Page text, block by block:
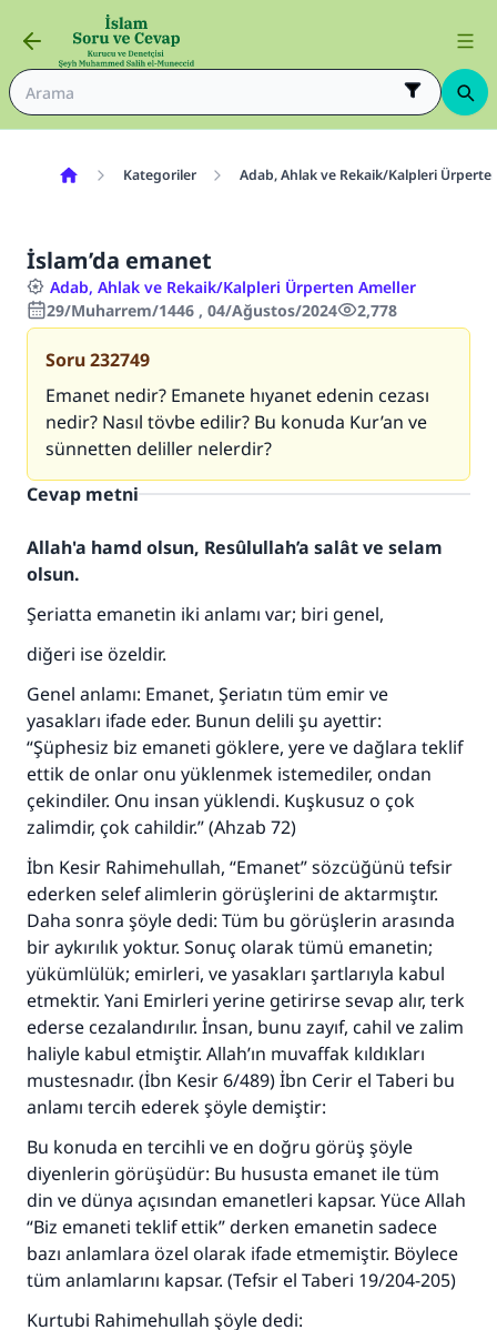
Kategoriler Adab, Ahlak ve Rekaik/Kalpleri
İslam’da emanet
Adab, Ahlak ve Rekaik/Kalpleri Ürperten Ameller
29/Muharrem/1446 , 04/Ağustos/2024
2,778
Soru232749
Emanet nedir? Emanete hıyanet edenin cezası
nedir? Nasıl tövbe edilir? Bu konuda Kur’an ve
sünnetten deliller nelerdir?
Cevap metni
Allah'a hamd olsun, Resûlullah’a salât ve selam
olsun.
Şeriatta emanetin iki anlamı var; biri genel,
diğeri ise özeldir.
Genel anlamı: Emanet, Şeriatın tüm emir ve
yasakları ifade eder. Bunun delili şu ayettir:
“Şüphesiz biz emaneti göklere, yere ve dağlara teklif
ettik de onlar onu yüklenmek istemediler, ondan
çekindiler. Onu insan yüklendi. Kuşkusuz o çok
zalimdir, çok cahildir.” (Ahzab 72)
İbn Kesir Rahimehullah, “Emanet” sözcüğünü tefsir
ederken selef alimlerin görüşlerini de aktarmıştır.
Daha sonra şöyle dedi: Tüm bu görüşlerin arasında
bir aykırılık yoktur. Sonuç olarak tümü emanetin;
yükümlülük; emirleri, ve yasakları şartlarıyla kabul
etmektir. Yani Emirleri yerine getirirse sevap alır, terk
ederse cezalandırılır. İnsan, bunu zayıf, cahil ve zalim
haliyle kabul etmiştir. Allah’ın muvaffak kıldıkları
mustesnadır. (İbn Kesir 6/489) İbn Cerir el Taberi bu
anlamı tercih ederek şöyle demiştir:
Bu konuda en tercihli ve en doğru görüş şöyle
diyenlerin görüşüdür: Bu hususta emanet ile tüm
din ve dünya açısından emanetleri kapsar. Yüce Allah
“Biz emaneti teklif ettik” derken emanetin sadece
bazı anlamlara özel olarak ifade etmemiştir. Böylece
tüm anlamlarını kapsar. (Tefsir el Taberi 19/204-205)
Kurtubi Rahimehullah şöyle dedi: